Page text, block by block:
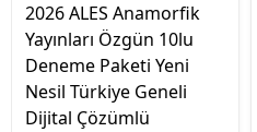
2026 ALES Anamorfik
Yayınları Özgün 10lu
Deneme Paketi Yeni
Nesil Türkiye Geneli
Dijital Çözümlü